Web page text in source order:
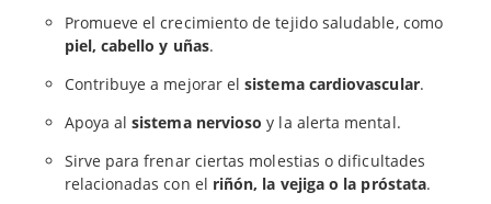
Promueve el crecimiento de tejido saludable, como
piel, cabello y uñas.
Contribuye a mejorar elsistema cardiovascular.
Apoya alsistema nervioso y la alerta mental.
Sirve para frenar ciertas molestias o dificultades
relacionadas con el riñón, la vejiga o la próstata.